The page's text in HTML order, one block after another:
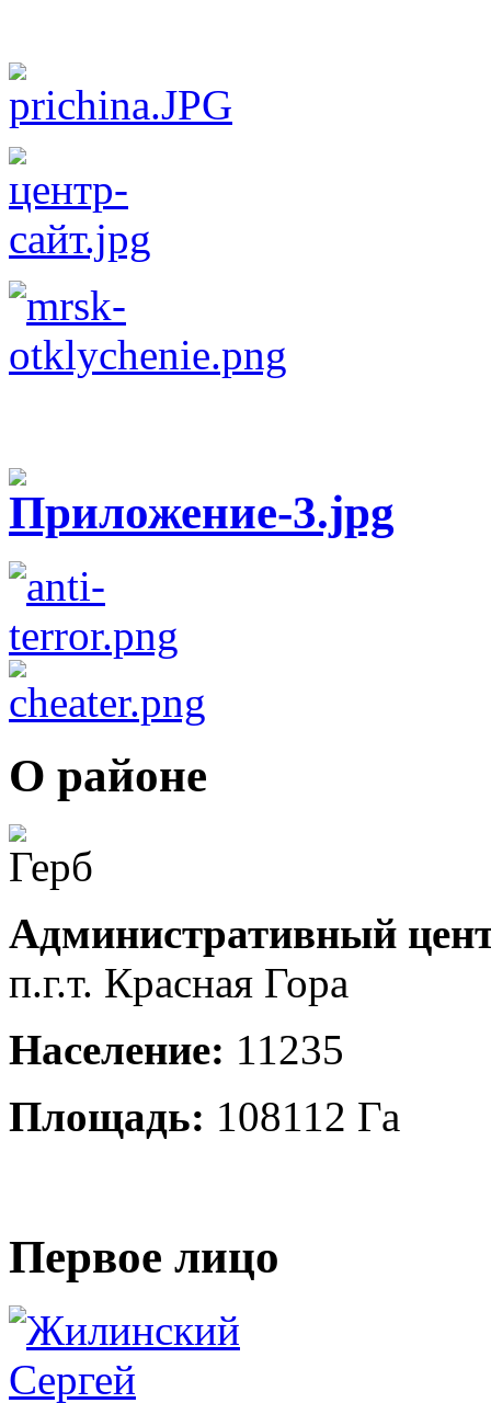
О районе
Административный
п.г.т. Красная Гора
Население: 11235
Площадь: 108112 Га
Первое лицо